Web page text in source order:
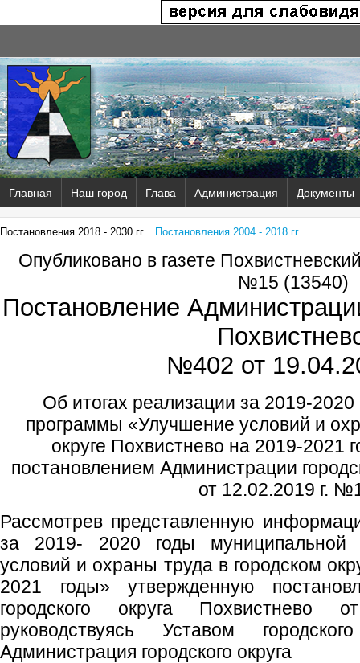
Главная Наш город Глава Администрация Документы
Постановления 2018 - 2030 гг. Постановления 2004 - 2018 гг.
Опубликовано в газете
№15 (13540)
Постановление
№402 от
Об итогах реализации за 2019-
программы «Улучшение условий и
округе Похвистнево на 2019-2021
постановлением Администрации
от 12.02.2019 г.
Рассмотрев представленную
за 2019- 2020 годы муниципальной
условий и охраны труда в городском
2021 годы» утвержденную
городского округа
руководствуясь Уставом
Администрация городского округа